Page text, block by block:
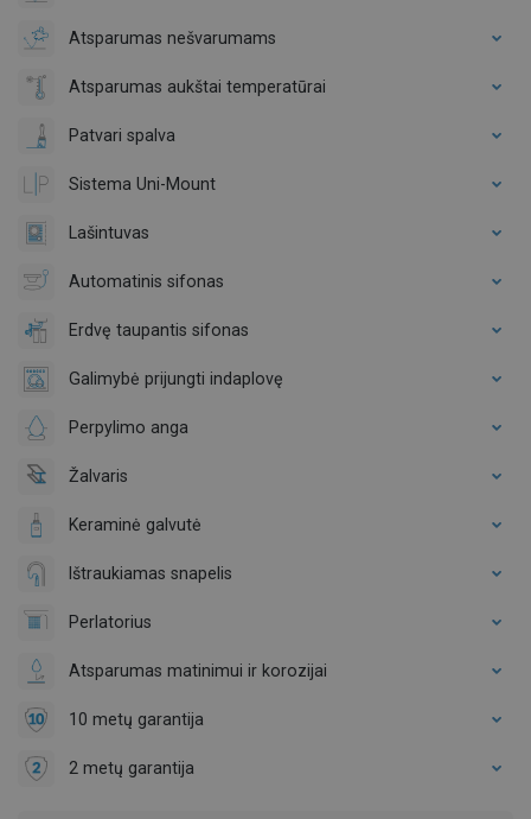
Atsparumas nešvarumams
Atsparumas aukštai temperatūrai
Patvari spalva
Sistema Uni-Mount
Lašintuvas
Automatinis sifonas
Erdvę taupantis sifonas
Galimybė prijungti indaplovę
Perpylimo anga
Žalvaris
Keraminė galvutė
Ištraukiamas snapelis
Perlatorius
Atsparumas matinimui ir korozijai
10 metų garantija
2 metų garantija